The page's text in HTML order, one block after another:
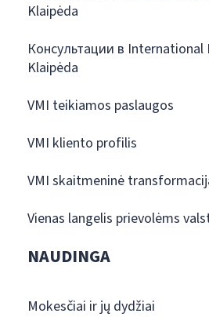
Klaipėda
Консультации в International
Klaipėda
VMI teikiamos paslaugos
VMI kliento profilis
VMI skaitmeninė
Vienas langelis prievolėms
NAUDINGA
Mokesčiai ir jų dydžiai